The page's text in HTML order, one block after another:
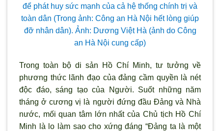
để phát huy sức mạnh của cả hệ thống chính trị và
toàn dân (Trong ảnh: Công an Hà Nội hết lòng giúp
đỡ nhân dân). Ảnh: Dương Việt Hà (ảnh do Công
an Hà Nội cung cấp)
Trong toàn bộ di sản Hồ Chí Minh, tư tưởng về
phương thức lãnh đạo của đảng cầm quyền là nét
độc đáo, sáng tạo của Người. Suốt những năm
tháng ở cương vị là người đứng đầu Đảng và Nhà
nước, mối quan tâm lớn nhất của Chủ tịch Hồ Chí
Minh là lo làm sao cho xứng đáng “Đảng ta là một